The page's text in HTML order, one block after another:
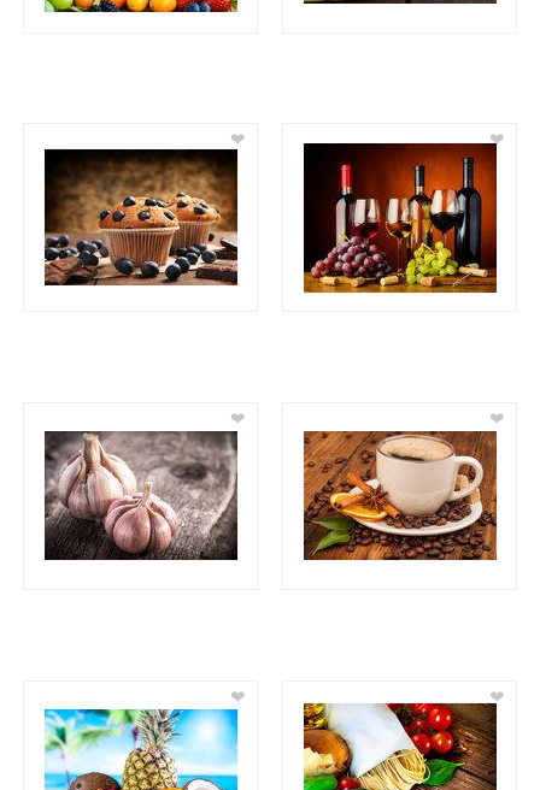
❤ ❤
❤ ❤
❤ ❤